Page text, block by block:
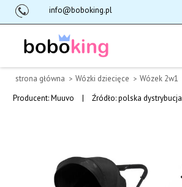
info@boboking.pl
strona główna Wózki dziecięce Wózek 2w1
Producent:Muuvo | Źródło: polska dystrybucja